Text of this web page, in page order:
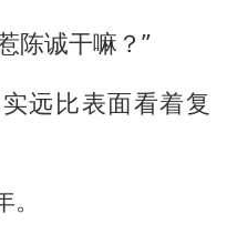
陈诚干嘛？”
远比表面看着复